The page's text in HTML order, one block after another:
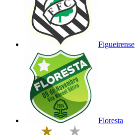
Figueirense
Floresta